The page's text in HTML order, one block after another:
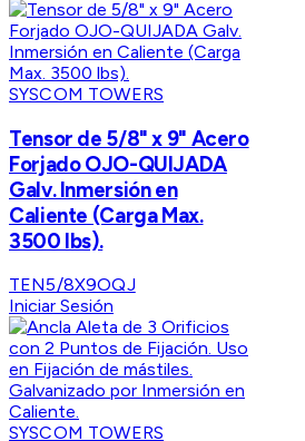
SYSCOM TOWERS
Tensor de 5/8" x 9" Acero
Forjado OJO-QUIJADA
Galv. Inmersión en
Caliente (Carga Max.
3500 lbs).
TEN5/8X9OQJ
Iniciar Sesión
SYSCOM TOWERS